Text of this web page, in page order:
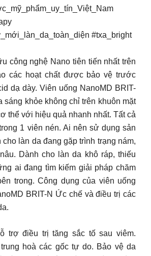
#txa_bright
công nghệ Nano tiên tiến nhất trên
các hoạt chất được bảo vệ trước
dạ dày. Viên uống NanoMD BRIT-
sáng khỏe không chỉ trên khuôn mặt
thể với hiệu quả nhanh nhất. Tất cả
1 viên nén. Ai nên sử dụng sản
cho làn da đang gặp trình trạng nám,
Dành cho làn da khô ráp, thiếu
ai đang tìm kiếm giải pháp chăm
trong. Công dụng của viên uống
BRIT-N Ức chế và điều trị các
trợ điều trị tăng sắc tố sau viêm.
hoà các gốc tự do. Bảo vệ da